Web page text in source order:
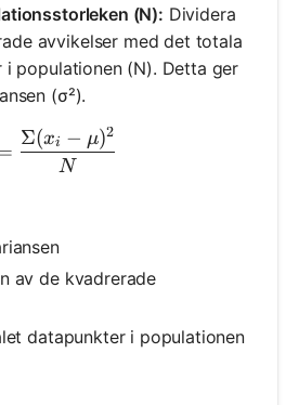
(N): Dividera
avvikelser med det totala
populationen (N). Detta ger
(σ²).
σ^2 = \frac{Σ(x_i -
N
Σ(xi − μ)2
av de kvadrerade
datapunkter i populationen